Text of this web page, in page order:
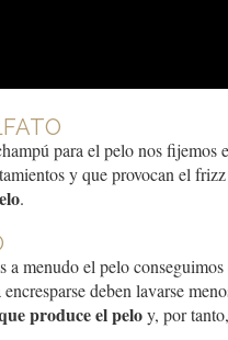
para el pelo nos fijemos
y que provocan el
.
menudo el pelo
deben lavarse
produce el peloy, por